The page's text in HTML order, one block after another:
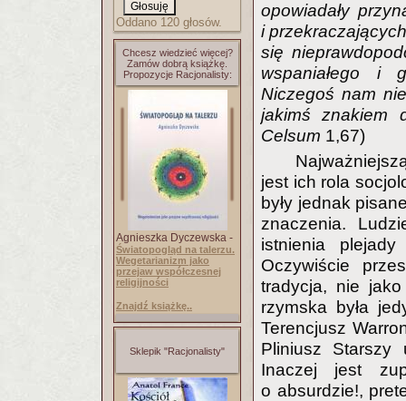
Oddano 120 głosów.
Chcesz wiedzieć więcej?
Zamów dobrą książkę.
Propozycje Racjonalisty:
Agnieszka Dyczewska -
Światopogląd na talerzu.
Wegetarianizm jako
przejaw współczesnej
religijności
Znajdź książkę..
Sklepik "Racjonalisty"
opowiadały
i
się
wspaniałego i
Niczegoś nam
jakimś znakiem
Celsum 1,67)
jest ich rola
były jednak
znaczenia.
istnienia
Oczywiście
tradycja, nie
rzymska była
Terencjusz
Pliniusz Starszy
Inaczej jest
o absurdzie!,